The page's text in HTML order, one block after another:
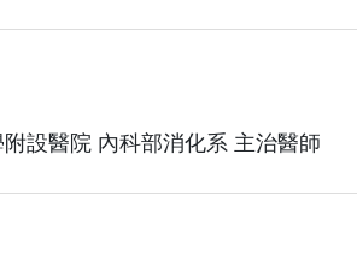
設醫院 內科部消化系 主治醫師